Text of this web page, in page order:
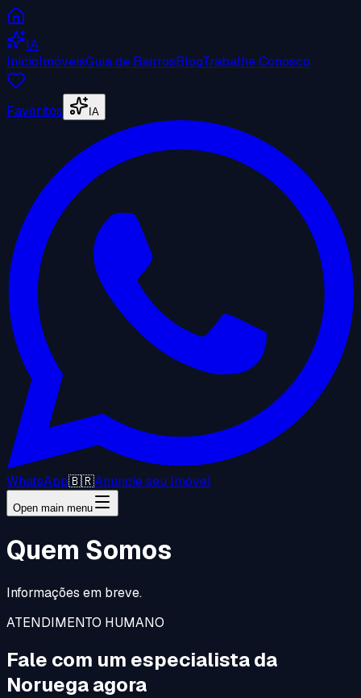
IA
InícioImóveisGuia de BairrosBlogTrabalhe Conosco
Favoritos IA
WhatsApp🇧🇷Anuncie seu Imóvel
Open main menu
Quem Somos
Informações em breve.
ATENDIMENTO HUMANO
Fale com um especialista da
Noruega agora